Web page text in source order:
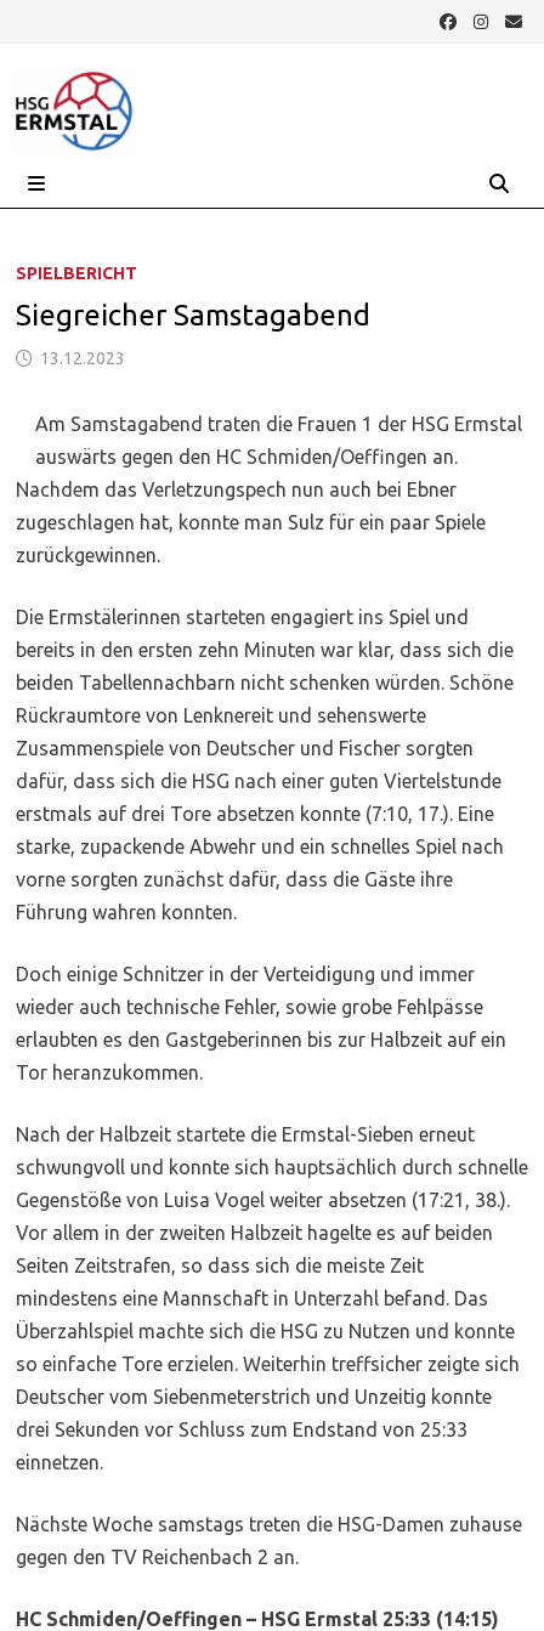
SPIELBERICHT
Siegreicher Samstagabend
13.12.2023
Am Samstagabend traten die Frauen 1 der HSG Ermstal
auswärts gegen den HC Schmiden/Oeffingen an.
Nachdem das Verletzungspech nun auch bei Ebner
zugeschlagen hat, konnte man Sulz für ein paar Spiele
zurückgewinnen.
Die Ermstälerinnen starteten engagiert ins Spiel und
bereits in den ersten zehn Minuten war klar, dass sich die
beiden Tabellennachbarn nicht schenken würden. Schöne
Rückraumtore von Lenknereit und sehenswerte
Zusammenspiele von Deutscher und Fischer sorgten
dafür, dass sich die HSG nach einer guten Viertelstunde
erstmals auf drei Tore absetzen konnte (7:10, 17.). Eine
starke, zupackende Abwehr und ein schnelles Spiel nach
vorne sorgten zunächst dafür, dass die Gäste ihre
Führung wahren konnten.
Doch einige Schnitzer in der Verteidigung und immer
wieder auch technische Fehler, sowie grobe Fehlpässe
erlaubten es den Gastgeberinnen bis zur Halbzeit auf ein
Tor heranzukommen.
Nach der Halbzeit startete die Ermstal-Sieben erneut
schwungvoll und konnte sich hauptsächlich durch schnelle
Gegenstöße von Luisa Vogel weiter absetzen (17:21, 38.).
Vor allem in der zweiten Halbzeit hagelte es auf beiden
Seiten Zeitstrafen, so dass sich die meiste Zeit
mindestens eine Mannschaft in Unterzahl befand. Das
Überzahlspiel machte sich die HSG zu Nutzen und konnte
so einfache Tore erzielen. Weiterhin treffsicher zeigte sich
Deutscher vom Siebenmeterstrich und Unzeitig konnte
drei Sekunden vor Schluss zum Endstand von 25:33
einnetzen.
Nächste Woche samstags treten die HSG-Damen zuhause
gegen den TV Reichenbach 2 an.
HC Schmiden/Oeffingen – HSG Ermstal 25:33 (14:15)